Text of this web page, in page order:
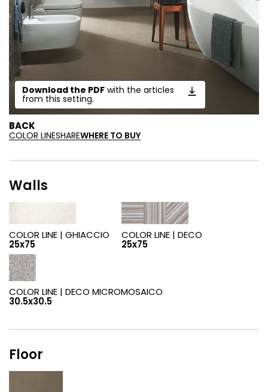
Download the PDF with the articles
from this setting.
BACK
COLOR LINESHAREWHERE TO BUY
Walls
COLOR LINE | GHIACCIO
25x75
COLOR LINE | DECO
25x75
COLOR LINE | DECO MICROMOSAICO
30.5x30.5
Floor